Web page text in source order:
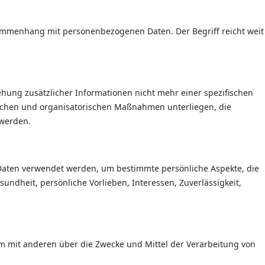
mit personenbezogenen Daten. Der Begriff reicht weit
zusätzlicher Informationen nicht mehr einer spezifischen
und organisatorischen Maßnahmen unterliegen, die
verwendet werden, um bestimmte persönliche Aspekte, die
persönliche Vorlieben, Interessen, Zuverlässigkeit,
mit anderen über die Zwecke und Mittel der Verarbeitung von